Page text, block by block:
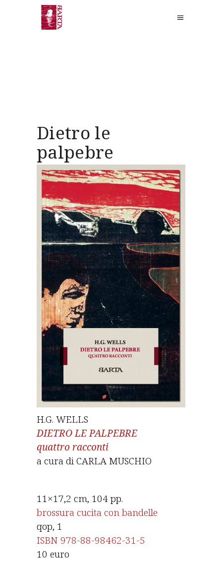
Dietro le
palpebre
H.G. WELLS
DIETRO LE PALPEBRE
quattro racconti
a cura di CARLA MUSCHIO
11×17,2 cm, 104 pp.
brossura cucita con bandelle
qop, 1
ISBN 978-88-98462-31-5
10 euro